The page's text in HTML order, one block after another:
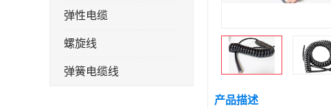
弹性电缆
螺旋线
弹簧电缆线
产品描述